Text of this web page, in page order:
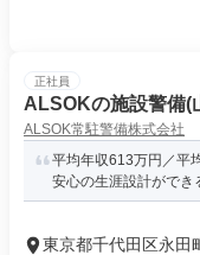
正社員
ALSOKの施設警備(
ALSOK常駐警備株式会社
平均年収613万円／平
安心の生涯設計ができ
東京都千代田区永田